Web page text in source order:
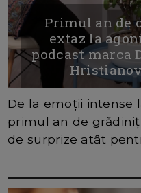
Primul an de
extaz la
podcast marca
De la emoții intense
primul an de
de surprize atât